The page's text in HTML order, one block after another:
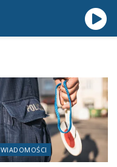
WIADOMOŚCI